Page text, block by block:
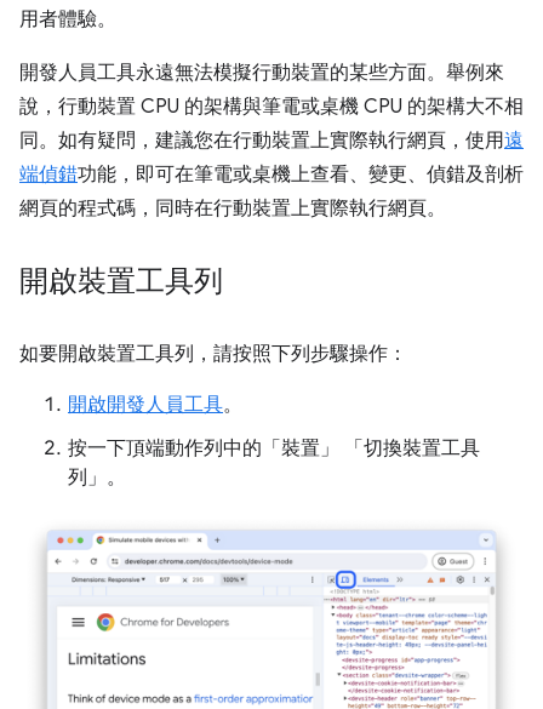
用者體驗。
開發人員工具永遠無法模擬行動裝置的某些方面。舉例來
說，行動裝置 CPU 的架構與筆電或桌機 CPU 的架構大不相
同。如有疑問，建議您在行動裝置上實際執行網頁，使用遠
端偵錯功能，即可在筆電或桌機上查看、變更、偵錯及剖析
網頁的程式碼，同時在行動裝置上實際執行網頁。
開啟裝置工具列
如要開啟裝置工具列，請按照下列步驟操作：
開啟開發人員工具。
按一下頂端動作列中的「裝置」
「切換裝置工具
列」 。